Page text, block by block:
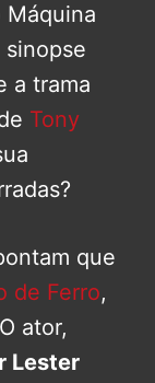
Máquina
a trama
Tony
que
de Ferro,
ator,
Lester